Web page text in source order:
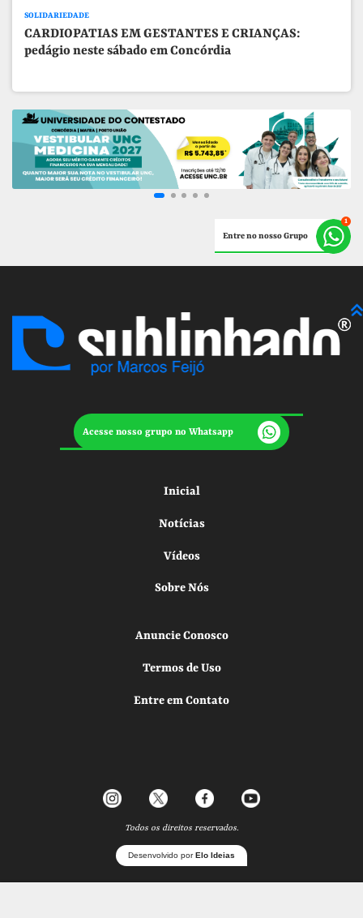
SOLIDARIEDADE
CARDIOPATIAS EM GESTANTES E CRIANÇAS:
pedágio neste sábado em Concórdia
Entre no nosso Grupo
Acesse nosso grupo no Whatsapp
Inicial
Notícias
Vídeos
Sobre Nós
Anuncie Conosco
Termos de Uso
Entre em Contato
Todos os direitos reservados.
Desenvolvido porElo Ideias